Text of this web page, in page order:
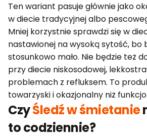
Ten wariant pasuje głównie jako
w diecie tradycyjnej albo
Mniej korzystnie sprawdzi się w
nastawionej na wysoką sytość, bo
stosunkowo mało. Nie będzie też
przy diecie niskosodowej,
problemach z refluksem. To
towarzyski i okazjonalny niż
CzyŚledź w śmietanie
to codziennie?